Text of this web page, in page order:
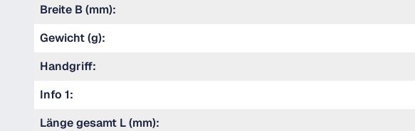
Breite B (mm):
Gewicht (g):
Handgriff:
Info 1:
Länge gesamt L (mm):